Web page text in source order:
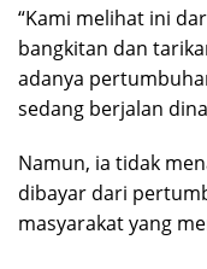
“Kami melihat ini
bangkitan dan
adanya
sedang berjalan
Namun, ia tidak
dibayar dari
masyarakat yang